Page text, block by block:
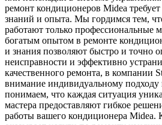
ремонт кондиционеров Midea
знаний и опыта. Мы гордимся тем,
работают только профессиональные
богатым опытом в ремонте
и знания позволяют быстро и точно
неисправности и эффективно
качественного ремонта, в компании
внимание индивидуальному
понимаем, что каждая ситуация
мастера предоставляют гибкое
работы вашего кондиционера Midea.